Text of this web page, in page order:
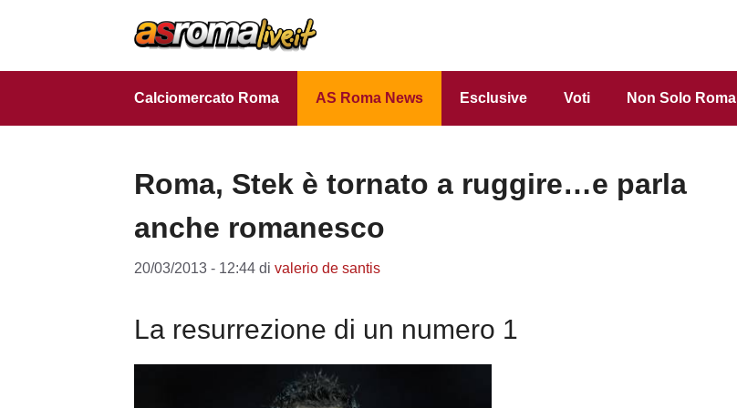
Calciomercato Roma AS Roma News Esclusive Voti Non Solo Roma
Roma, Stek è tornato a ruggire…e parla
anche romanesco
20/03/2013 - 12:44 di valerio de santis
La resurrezione di un numero 1